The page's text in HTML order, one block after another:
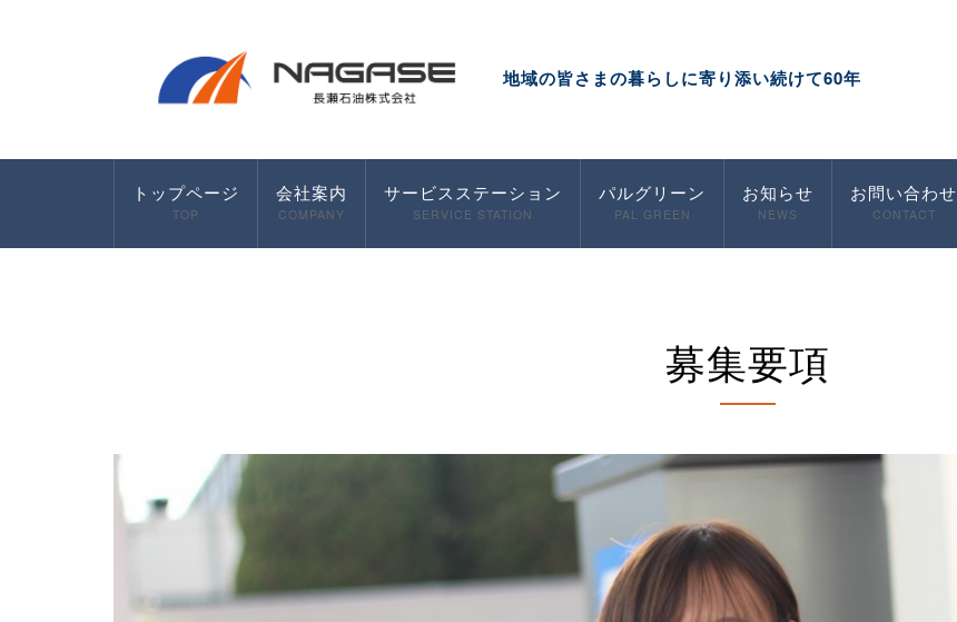
地域の皆さまの暮らしに寄り添い続けて60年
トップページ
TOP
会社案内
COMPANY
サービスステーション
SERVICE STATION
パルグリーン
PAL GREEN
お知らせ
NEWS
お問い合わせ
CONTACT
募集要項